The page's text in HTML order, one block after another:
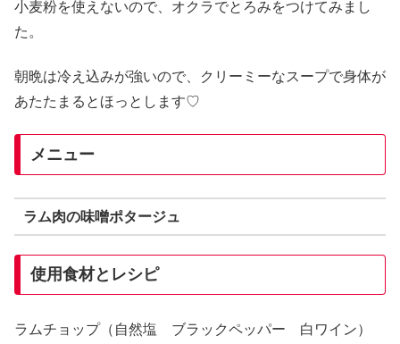
小麦粉を使えないので、オクラでとろみをつけてみまし
た。
朝晩は冷え込みが強いので、クリーミーなスープで身体が
あたたまるとほっとします♡
メニュー
ラム肉の味噌ポタージュ
使用食材とレシピ
ラムチョップ（自然塩 ブラックペッパー 白ワイン）